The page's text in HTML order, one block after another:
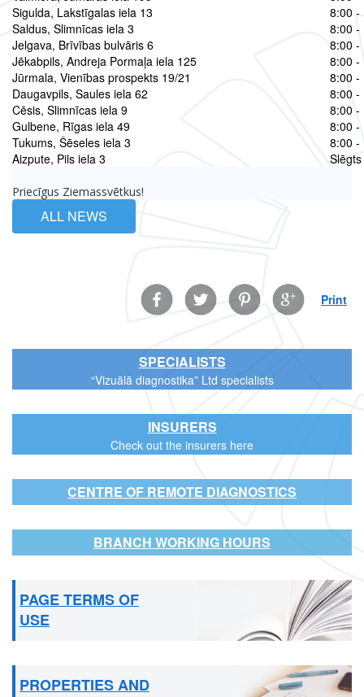
Sigulda, Lakstīgalas iela 13
8:00 -
Saldus, Slimnīcas iela 3
8:00 -
Jelgava, Brīvības bulvāris 6
8:00 -
Jēkabpils, Andreja Pormaļa iela 125
8:00 -
Jūrmala, Vienības prospekts 19/21
8:00 -
Daugavpils, Saules iela 62
8:00 -
Cēsis, Slimnīcas iela 9
8:00 -
Gulbene, Rīgas iela 49
8:00 -
Tukums, Šēseles iela 3
8:00 -
Aizpute, Pils iela 3
Slēgts
Priecīgus Ziemassvētkus!
ALL NEWS
FacebookTwitter Pinterest Google Print
SPECIALISTS
“Vizuālā diagnostika” Ltd specialists
INSURERS
Check out the insurers here
CENTRE OF REMOTE DIAGNOSTICS
BRANCH WORKING HOURS
PAGE TERMS OF
USE
PROPERTIES AND